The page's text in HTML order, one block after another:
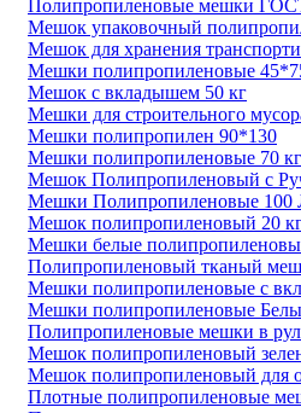
Полипропиленовые мешки
Мешок упаковочный
Мешок для хранения
Мешки полипропиленовые
Мешок с вкладышем 50 кг
Мешки для строительного
Мешки полипропилен 90*130
Мешки полипропиленовые 70 кг
Мешок Полипропиленовый с
Мешки Полипропиленовые 100
Мешок полипропиленовый 20
Мешки белые
Полипропиленовый тканый
Мешки полипропиленовые с
Мешки полипропиленовые
Полипропиленовые мешки в
Мешок полипропиленовый
Мешок полипропиленовый для
Плотные полипропиленовые